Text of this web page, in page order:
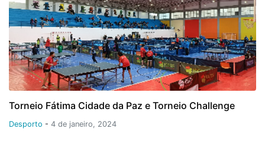
Torneio Fátima Cidade da Paz e Torneio Challenge
Desporto - 4 de janeiro, 2024